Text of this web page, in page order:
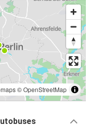
©OpenStreetMap